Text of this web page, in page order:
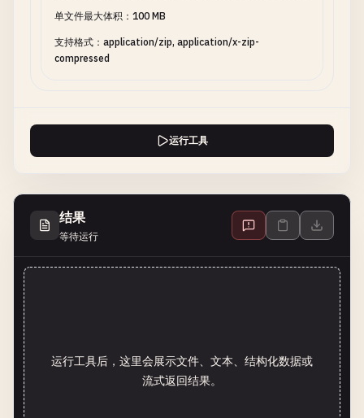
单文件最大体积：100 MB
支持格式：application/zip, application/x-zip-
compressed
运行工具
结果
等待运行
运行工具后，这里会展示文件、文本、结构化数据或
流式返回结果。